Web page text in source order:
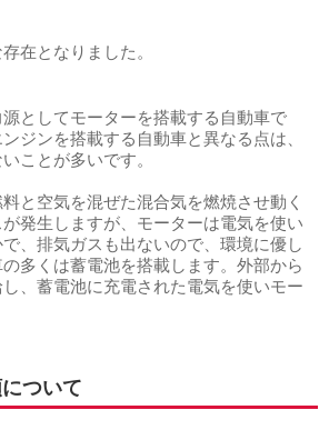
在となりました。
としてモーターを搭載する自動車で
ジンを搭載する自動車と異なる点は、
ことが多いです。
と空気を混ぜた混合気を燃焼させ動く
発生しますが、モーターは電気を使い
、排気ガスも出ないので、環境に優し
多くは蓄電池を搭載します。外部から
、蓄電池に充電された電気を使いモー
ついて